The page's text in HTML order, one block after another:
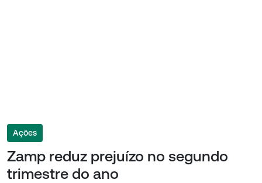
Ações
Zamp reduz prejuízo no segundo
trimestre do ano